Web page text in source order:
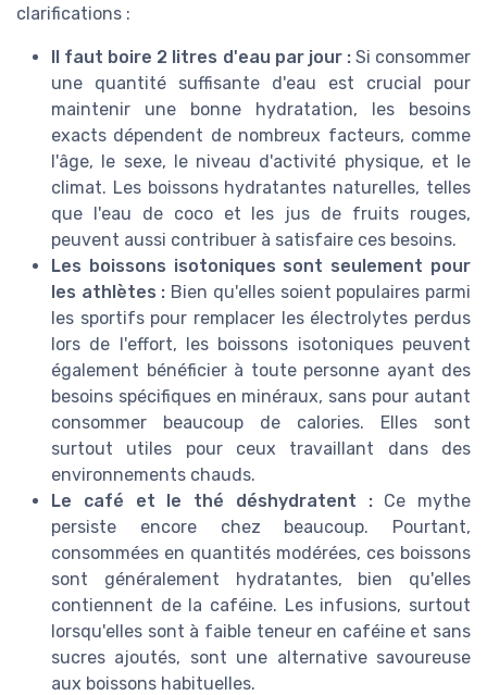
clarifications :
Il faut boire 2 litres d'eau par jour :Si consommer
une quantité suffisante d'eau est crucial pour
maintenir une bonne hydratation, les besoins
exacts dépendent de nombreux facteurs, comme
l'âge, le sexe, le niveau d'activité physique, et le
climat. Les boissons hydratantes naturelles, telles
que l'eau de coco et les jus de fruits rouges,
peuvent aussi contribuer à satisfaire ces besoins.
Les boissons isotoniques sont seulement pour
les athlètes : Bien qu'elles soient populaires parmi
les sportifs pour remplacer les électrolytes perdus
lors de l'effort, les boissons isotoniques peuvent
également bénéficier à toute personne ayant des
besoins spécifiques en minéraux, sans pour autant
consommer beaucoup de calories. Elles sont
surtout utiles pour ceux travaillant dans des
environnements chauds.
Le café et le thé déshydratent :Ce mythe
persiste encore chez beaucoup. Pourtant,
consommées en quantités modérées, ces boissons
sont généralement hydratantes, bien qu'elles
contiennent de la caféine. Les infusions, surtout
lorsqu'elles sont à faible teneur en caféine et sans
sucres ajoutés, sont une alternative savoureuse
aux boissons habituelles.